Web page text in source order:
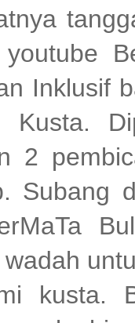
Inklusif
Kusta.
2
Subang
kusta.